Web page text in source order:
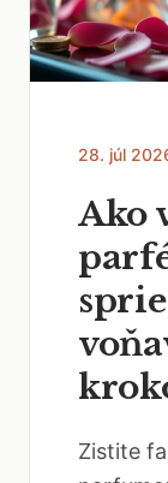
28. júl
Ako
Zistite